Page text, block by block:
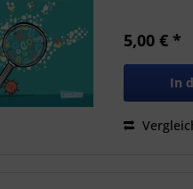
5,00 € *
In